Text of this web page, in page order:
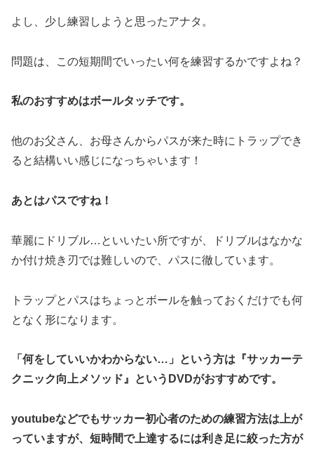
よし、少し練習しようと思ったアナタ。
問題は、この短期間でいったい何を練習するかですよね？
私のおすすめはボールタッチです。
他のお父さん、お母さんからパスが来た時にトラップでき
ると結構いい感じになっちゃいます！
あとはパスですね！
華麗にドリブル…といいたい所ですが、ドリブルはなかな
か付け焼き刃では難しいので、パスに徹しています。
トラップとパスはちょっとボールを触っておくだけでも何
となく形になります。
「何をしていいかわからない…」という方は『サッカーテ
クニック向上メソッド』というDVDがおすすめです。
youtubeなどでもサッカー初心者のための練習方法は上が
っていますが、短時間で上達するには利き足に絞った方が